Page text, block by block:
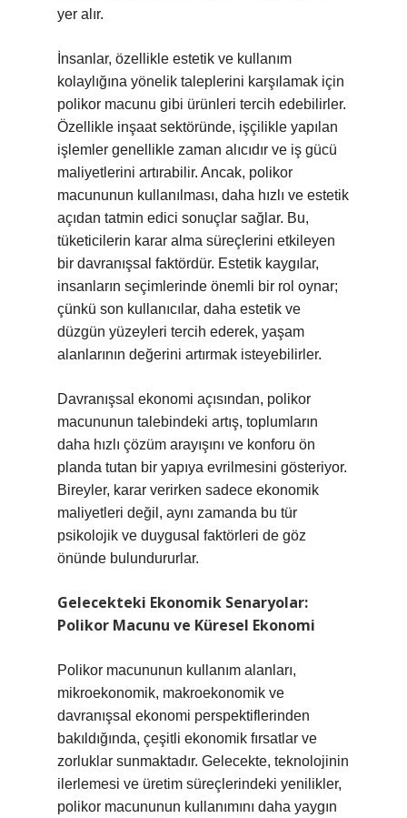
yer alır.
İnsanlar, özellikle estetik ve kullanım
kolaylığına yönelik taleplerini karşılamak için
polikor macunu gibi ürünleri tercih edebilirler.
Özellikle inşaat sektöründe, işçilikle yapılan
işlemler genellikle zaman alıcıdır ve iş gücü
maliyetlerini artırabilir. Ancak, polikor
macununun kullanılması, daha hızlı ve estetik
açıdan tatmin edici sonuçlar sağlar. Bu,
tüketicilerin karar alma süreçlerini etkileyen
bir davranışsal faktördür. Estetik kaygılar,
insanların seçimlerinde önemli bir rol oynar;
çünkü son kullanıcılar, daha estetik ve
düzgün yüzeyleri tercih ederek, yaşam
alanlarının değerini artırmak isteyebilirler.
Davranışsal ekonomi açısından, polikor
macununun talebindeki artış, toplumların
daha hızlı çözüm arayışını ve konforu ön
planda tutan bir yapıya evrilmesini gösteriyor.
Bireyler, karar verirken sadece ekonomik
maliyetleri değil, aynı zamanda bu tür
psikolojik ve duygusal faktörleri de göz
önünde bulundururlar.
Gelecekteki Ekonomik Senaryolar:
Polikor Macunu ve Küresel Ekonomi
Polikor macununun kullanım alanları,
mikroekonomik, makroekonomik ve
davranışsal ekonomi perspektiflerinden
bakıldığında, çeşitli ekonomik fırsatlar ve
zorluklar sunmaktadır. Gelecekte, teknolojinin
ilerlemesi ve üretim süreçlerindeki yenilikler,
polikor macununun kullanımını daha yaygın